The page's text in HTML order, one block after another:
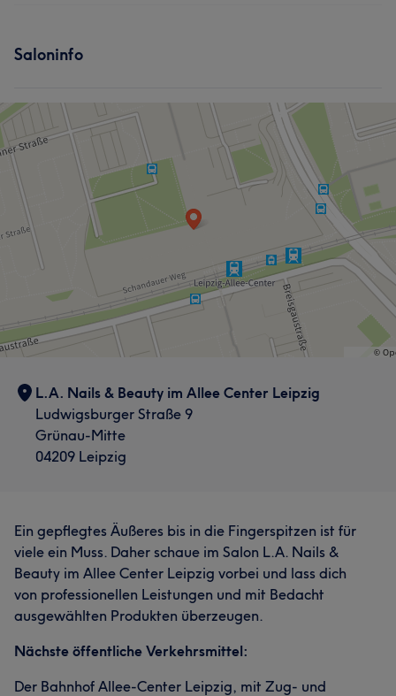
Saloninfo
L.A. Nails & Beauty im Allee Center Leipzig
Ludwigsburger Straße 9
Grünau-Mitte
04209 Leipzig
Ein gepflegtes Äußeres bis in die Fingerspitzen ist für
viele ein Muss. Daher schaue im Salon L.A. Nails &
Beauty im Allee Center Leipzig vorbei und lass dich
von professionellen Leistungen und mit Bedacht
ausgewählten Produkten überzeugen.
Nächste öffentliche Verkehrsmittel:
Der Bahnhof Allee-Center Leipzig, mit Zug- und